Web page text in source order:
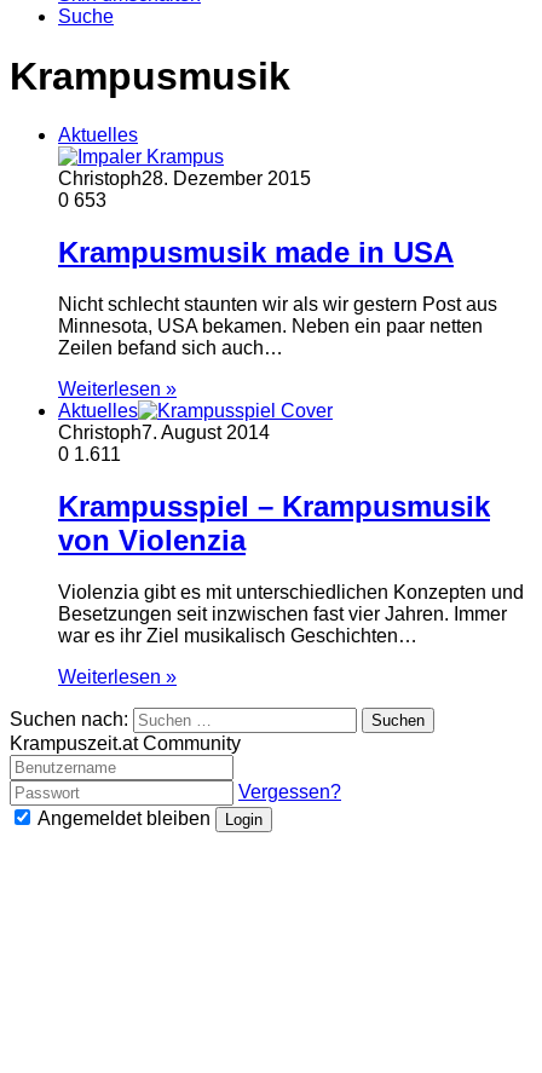
Suche
Krampusmusik
Aktuelles
Christoph28. Dezember 2015
0 653
Krampusmusik made in USA
Nicht schlecht staunten wir als wir gestern Post aus
Minnesota, USA bekamen. Neben ein paar netten
Zeilen befand sich auch…
Weiterlesen »
Aktuelles
Christoph7. August 2014
0 1.611
Krampusspiel – Krampusmusik
von Violenzia
Violenzia gibt es mit unterschiedlichen Konzepten und
Besetzungen seit inzwischen fast vier Jahren. Immer
war es ihr Ziel musikalisch Geschichten…
Weiterlesen »
Suchen nach:
Krampuszeit.at Community
Vergessen?
Angemeldet bleiben
Login